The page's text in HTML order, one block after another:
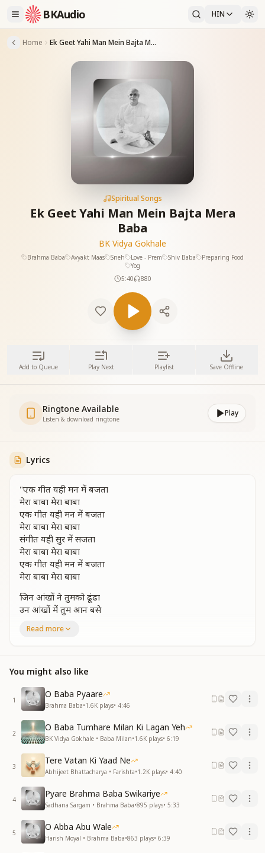
BKAudio HIN
Home Ek Geet Yahi Man Mein Bajta Mera Baba
Spiritual Songs
Ek Geet Yahi Man Mein Bajta Mera
Baba
BK Vidya Gokhale
Brahma Baba Avyakt Maas Sneh Love - Prem Shiv Baba
Preparing Food
Yog
5:40
880
Add to Queue Play Next Playlist Save Offline
Ringtone Available
Listen & download ringtone
Play
Lyrics
"एक गीत यही मन में बजता
मेरा बाबा मेरा बाबा
एक गीत यही मन में बजता
मेरा बाबा मेरा बाबा
संगीत यही सुर में सजता
मेरा बाबा मेरा बाबा
एक गीत यही मन में बजता
मेरा बाबा मेरा बाबा
जिन आंखों ने तुमको ढूंढा
उन आंखों में तुम आन बसे
उन आंखों में तुम आन बसे
मुस्कान लिए तुम आन हसे
सोते जगते हर पल दिखता
मेरा बाबा मेरा बाबा
एक गीत यही मन में बजता
मेरा बाबा मेरा बाबा
मेरा मेरा जब कहते थे तो
जग ये पराया सा था बना
मेरा मेरा जब कहते थे तो
जग ये पराया सा था बना
अब दिल ने कहा मेरा बाबा
तब हो गया ये सब जग अपना
दिल की दिल में दिल से सुनता
मेरा बाबा मेरा बाबा
एक गीत यही मन में बजता
मेरा बाबा मेरा बाबा
Read more
You might also like
1
O Baba Pyaare
Brahma Baba•1.6K plays• 4:46
2
O Baba Tumhare Milan Ki Lagan Yeh
BK Vidya Gokhale • Baba Milan•1.6K plays• 6:19
3
Tere Vatan Ki Yaad Ne
Abhijeet Bhattacharya • Farishta•1.2K plays• 4:40
4
Pyare Brahma Baba Swikariye
Sadhana Sargam • Brahma Baba•895 plays• 5:33
5
O Abba Abu Wale
Harish Moyal • Brahma Baba•863 plays• 6:39